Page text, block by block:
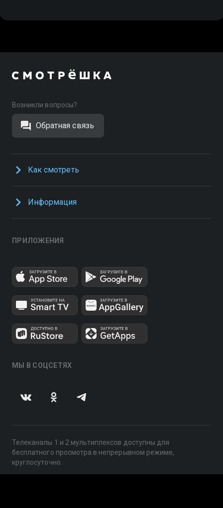
Возникли вопросы?
Обратная связь
Как смотреть
Информация
ПРИЛОЖЕНИЯ
МЫ В СОЦСЕТЯХ
Телеканалы 1 и 2 мультиплексов доступны для
бесплатного просмотра в непрерывном режиме,
круглосуточно.